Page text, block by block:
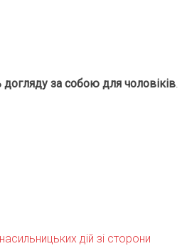
за собою для чоловіків.
дій зі сторони